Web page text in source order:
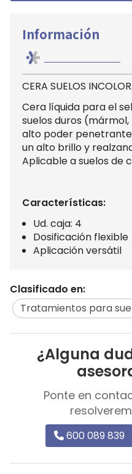
Información
CERA SUELOS
Cera líquida para el
suelos duros
alto poder
un alto brillo y
Aplicable a suelos de
Características:
Ud. caja: 4
Dosificación flexible
Aplicación versátil
Clasificado en:
Tratamientos para
¿Alguna
Ponte en
600 089 839